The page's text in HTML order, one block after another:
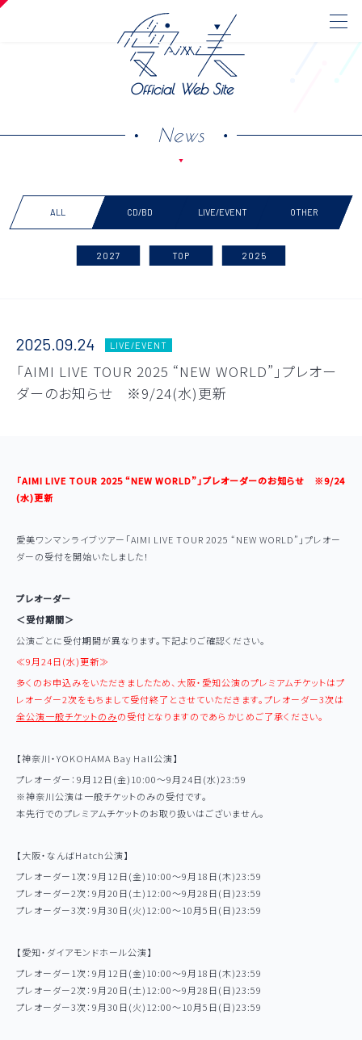
Official Web Site
Official Web Site
News
News
ALL CD/BD LIVE/EVENT OTHER
2027 TOP 2025
2025.09.24 LIVE/EVENT
「AIMI LIVE TOUR 2025 “NEW WORLD”」プレオー
ダーのお知らせ ※9/24(水)更新
「AIMI LIVE TOUR 2025 “NEW WORLD”」プレオーダーのお知らせ ※9/24
(水)更新
愛美ワンマンライブツアー「AIMI LIVE TOUR 2025 “NEW WORLD”」プレオー
ダーの受付を開始いたしました！
プレオーダー
＜受付期間＞
公演ごとに受付期間が異なります。下記よりご確認ください。
≪9月24日(水)更新≫
多くのお申込みをいただきましたため、大阪・愛知公演のプレミアムチケットはプ
レオーダー2次をもちまして受付終了とさせていただきます。プレオーダー3次は
全公演一般チケットのみの受付となりますのであらかじめご了承ください。
【神奈川・YOKOHAMA Bay Hall公演】
プレオーダー：9月12日(金)10:00～9月24日(水)23:59
※神奈川公演は一般チケットのみの受付です。
本先行でのプレミアムチケットのお取り扱いはございません。
【大阪・なんばHatch公演】
プレオーダー1次：9月12日(金)10:00～9月18日(木)23:59
プレオーダー2次：9月20日(土)12:00～9月28日(日)23:59
プレオーダー3次：9月30日(火)12:00〜10月5日(日)23:59
【愛知・ダイアモンドホール公演】
プレオーダー1次：9月12日(金)10:00～9月18日(木)23:59
プレオーダー2次：9月20日(土)12:00～9月28日(日)23:59
プレオーダー3次：9月30日(火)12:00〜10月5日(日)23:59